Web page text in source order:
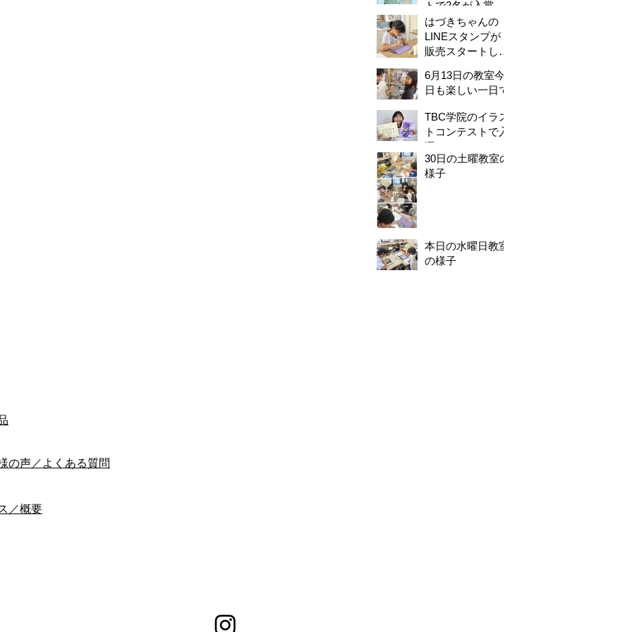
トで2名が入賞し
ました！
はづきちゃんの
LINEスタンプが
販売スタートしま
6月13日の教室今
日も楽しい一日で
TBC学院のイラス
トコンテストで入
選！
30日の土曜教室の
様子
本日の水曜日教室
の様子
の声／よくある質問
／概要